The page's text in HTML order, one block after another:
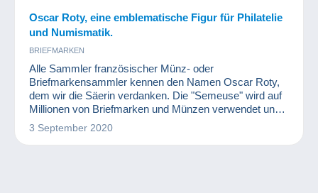
Oscar Roty, eine emblematische Figur für Philatelie
und Numismatik.
BRIEFMARKEN
Alle Sammler französischer Münz- oder
Briefmarkensammler kennen den Namen Oscar Roty,
dem wir die Säerin verdanken. Die "Semeuse" wird auf
Millionen von Briefmarken und Münzen verwendet und
ist - nach der Marianne - eine der bekanntesten
französischen Musen.
3 September 2020